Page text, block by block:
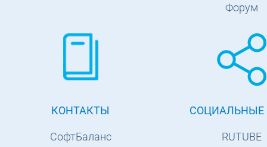
Форум
КОНТАКТЫ
СофтБаланс
СОЦИАЛЬНЫЕ
RUTUBE